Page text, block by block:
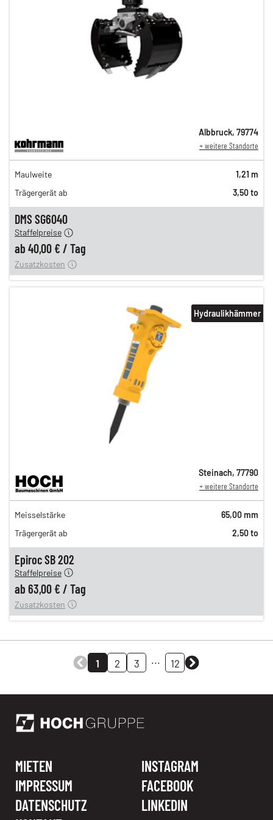
DMS SG6040
69,00 €
59,00 €
47,00 €
Staffelpreise
ab 40,00 € / Tag
12,00 €
Zusatzkosten
Albbruck, 79774
+ weitere Standorte
Maulweite
1,21 m
Trägergerät ab
3,50 to
Epiroc SB 202
108,00 €
89,00 €
75,00 €
Staffelpreise
ab 63,00 € / Tag
12,00 €
Zusatzkosten
Hydraulikhämmer
Steinach, 77790
+ weitere Standorte
Meisselstärke
65,00 mm
Trägergerät ab
2,50 to
1 2 3 ... 12
MIETEN
IMPRESSUM
DATENSCHUTZ
INSTAGRAM
FACEBOOK
LINKEDIN